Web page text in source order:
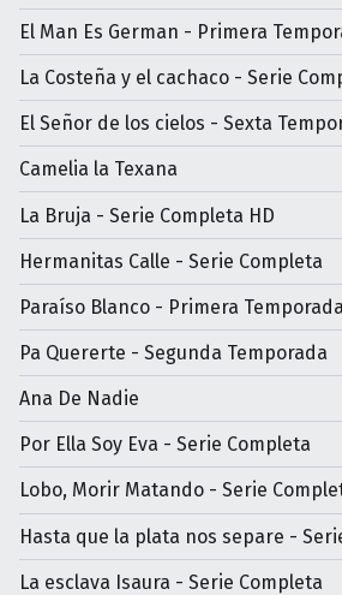
El Man Es German - Primera
La Costeña y el cachaco - Serie
El Señor de los cielos - Sexta
Camelia la Texana
La Bruja - Serie Completa HD
Hermanitas Calle - Serie Completa
Paraíso Blanco - Primera Temporada
Pa Quererte - Segunda Temporada
Ana De Nadie
Por Ella Soy Eva - Serie Completa
Lobo, Morir Matando - Serie
Hasta que la plata nos separe -
La esclava Isaura - Serie Completa